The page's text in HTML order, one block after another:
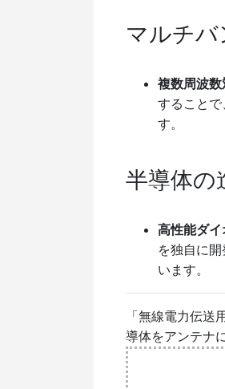
マルチ
複数周波数
することで
す。
半導体の
高性能ダ
を独自に
います。
「無線電力伝送
導体をアンテナ